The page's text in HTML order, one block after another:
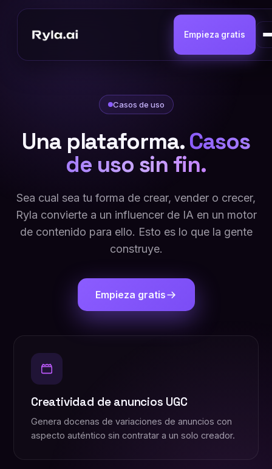
Empieza gratis
Casos de uso
Una plataforma.Casos
de uso sin fin.
Sea cual sea tu forma de crear, vender o crecer,
Ryla convierte a un influencer de IA en un motor
de contenido para ello. Esto es lo que la gente
construye.
Empieza gratis
Creatividad de anuncios UGC
Genera docenas de variaciones de anuncios con
aspecto auténtico sin contratar a un solo creador.